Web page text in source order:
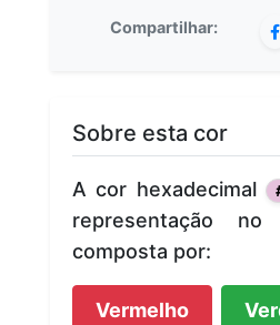
Compartilhar:
Sobre esta cor
A cor hexadecimal
representação
composta por:
Vermelho